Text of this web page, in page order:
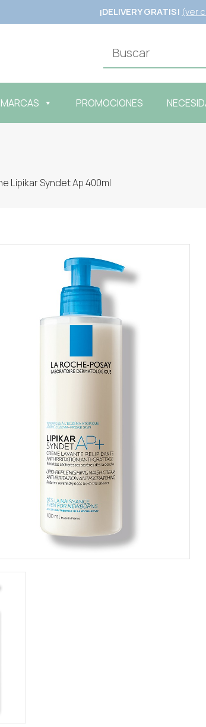
¡DELIVERY GRATIS! (ver
MARCAS PROMOCIONES
Lipikar Syndet Ap 400ml